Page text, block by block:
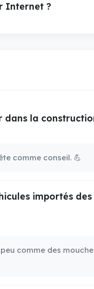
Internet ?
dans la
comme conseil. 💪
importés
comme des